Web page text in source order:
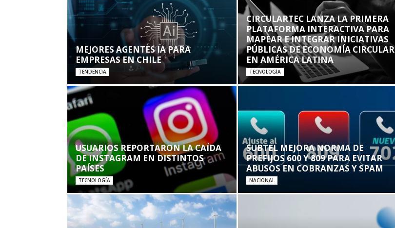
MEJORES AGENTES IA PARA
EMPRESAS EN CHILE
TENDENCIA
CIRCULARTEC LANZA LA PRIMERA
PLATAFORMA INTERACTIVA PARA
MAPEAR E INTEGRAR INICIATIVAS
PÚBLICAS DE ECONOMÍA CIRCULAR
EN AMÉRICA LATINA
TECNOLOGÍA
USUARIOS REPORTARON LA CAÍDA
DE INSTAGRAM EN DISTINTOS
PAÍSES
TECNOLOGÍA
SUBTEL MEJORA NORMA DE
PREFIJOS 600 Y 809 PARA EVITAR
ABUSOS EN COBRANZAS Y SPAM
NACIONAL